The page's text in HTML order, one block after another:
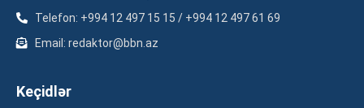
Telefon: +994 12 497 15 15 / +994 12 497 61 69
Email: redaktor@bbn.az
Keçidlər